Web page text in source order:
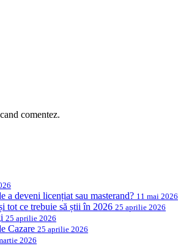
comentez.
a deveni licențiat sau masterand? 11 mai 2026
tot ce trebuie să știi în 2026 25 aprilie 2026
25 aprilie 2026
Cazare 25 aprilie 2026
2026